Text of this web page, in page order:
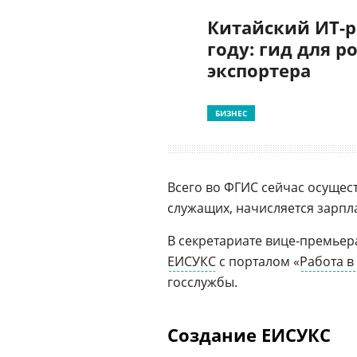
Китайский ИТ-
году: гид для
экспортера
БИЗНЕС
Всего во ФГИС сейчас
служащих, начисляется
В секретариате вице-
ЕИСУКС с порталом «Работа
госслужбы.
Создание ЕИСУКС